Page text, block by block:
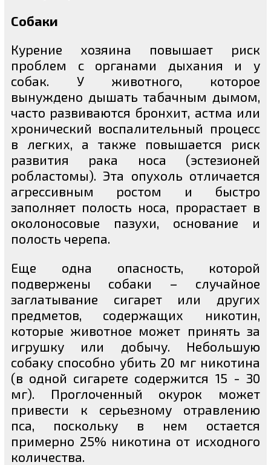
Собаки
Курение хозяина повышает риск
проблем с органами дыхания и у
собак. У животного, которое
вынуждено дышать табачным дымом,
часто развиваются бронхит, астма или
хронический воспалительный процесс
в легких, а также повышается риск
развития рака носа (эстезионей
робластомы). Эта опухоль отличается
агрессивным ростом и быстро
заполняет полость носа, прорастает в
околоносовые пазухи, основание и
полость черепа.
Еще одна опасность, которой
подвержены собаки – случайное
заглатывание сигарет или других
предметов, содержащих никотин,
которые животное может принять за
игрушку или добычу. Небольшую
собаку способно убить 20 мг никотина
(в одной сигарете содержится 15 - 30
мг). Проглоченный окурок может
привести к серьезному отравлению
пса, поскольку в нем остается
примерно 25% никотина от исходного
количества.